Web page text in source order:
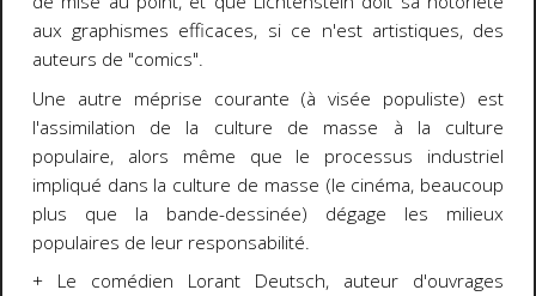
aux graphismes efficaces, si ce n'est artistiques, des
auteurs de "comics".
Une autre méprise courante (à visée populiste) est
l'assimilation de la culture de masse à la culture
populaire, alors même que le processus industriel
impliqué dans la culture de masse (le cinéma, beaucoup
plus que la bande-dessinée) dégage les milieux
populaires de leur responsabilité.
+ Le comédien Lorant Deutsch, auteur d'ouvrages